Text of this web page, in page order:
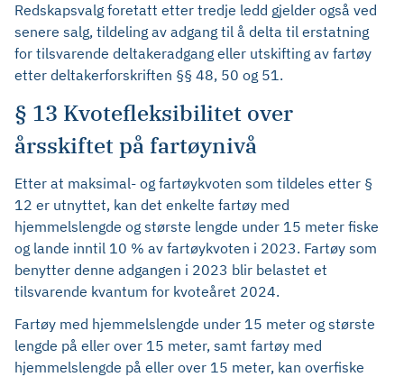
Redskapsvalg foretatt etter tredje ledd gjelder også ved
senere salg, tildeling av adgang til å delta til erstatning
for tilsvarende deltakeradgang eller utskifting av fartøy
etter deltakerforskriften §§ 48, 50 og 51.
§ 13 Kvotefleksibilitet over
årsskiftet på fartøynivå
Etter at maksimal- og fartøykvoten som tildeles etter §
12 er utnyttet, kan det enkelte fartøy med
hjemmelslengde og største lengde under 15 meter fiske
og lande inntil 10 % av fartøykvoten i 2023. Fartøy som
benytter denne adgangen i 2023 blir belastet et
tilsvarende kvantum for kvoteåret 2024.
Fartøy med hjemmelslengde under 15 meter og største
lengde på eller over 15 meter, samt fartøy med
hjemmelslengde på eller over 15 meter, kan overfiske